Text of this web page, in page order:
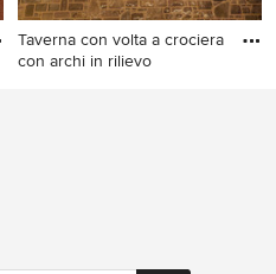
Taverna con volta a crociera
con archi in rilievo